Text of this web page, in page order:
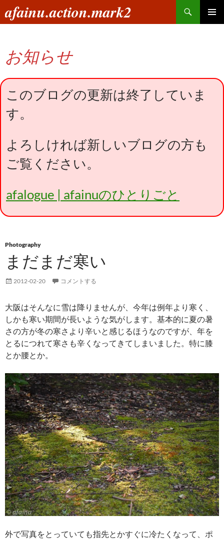
ン
へ
ス
キ
プ
afainu.action.mark2
索
お知らせ
このブログの更新は終了していま
す。
よろしければ新しいブログの方も
ご覧ください。
afalogue | afainuのひとりごと
Photography
まだまだ寒い
2012-02-20 コメントする
大阪はそんなに雪は降りませんが、今年は例年より寒く、
しかも寒い期間が長いような気がします。基本的に夏の暑
さの方が冬の寒さより辛いと感じるほうなのですが、年を
とるにつれて寒さも辛くなってきてしまいました。特に膝
とか腰とか。
外で写真をとっていても指先とかすぐに冷たくなって、ポ